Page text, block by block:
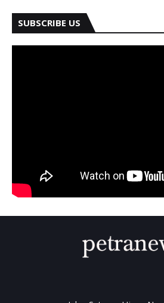
SUBSCRIBE US